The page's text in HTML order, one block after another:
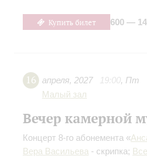
Купить билет 600 —
16 апреля, 2027 19:00, Пт
Малый зал
Вечер камерной
Концерт 8-го абонемента «
Вера Васильева - скрипка;